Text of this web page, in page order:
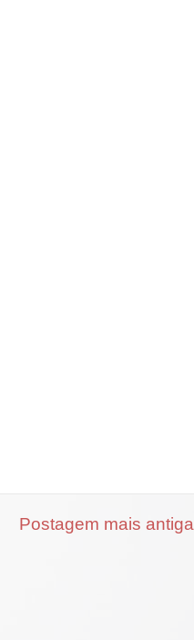
Postagem mais antiga